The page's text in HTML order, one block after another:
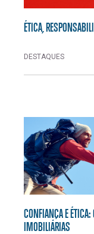
ÉTICA,
DESTAQUES
CONFIANÇA E
IMOBILIÁRIAS